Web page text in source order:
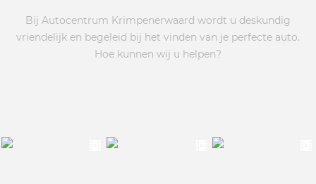
Bij Autocentrum Krimpenerwaard wordt u deskundig
vriendelijk en begeleid bij het vinden van je perfecte auto.
Hoe kunnen wij u helpen?